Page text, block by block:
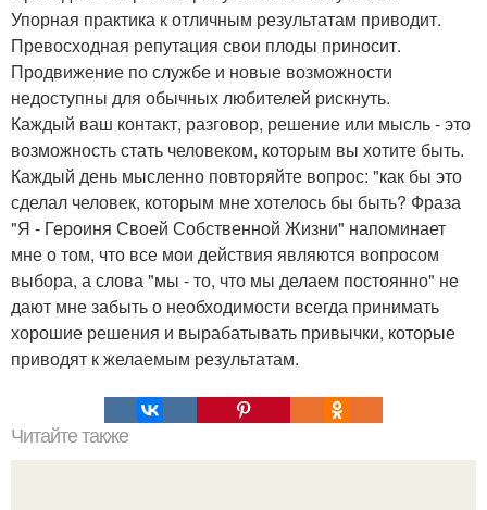
Упорная практика к отличным результатам приводит.
Превосходная репутация свои плоды приносит.
Продвижение по службе и новые возможности
недоступны для обычных любителей рискнуть.
Каждый ваш контакт, разговор, решение или мысль - это
возможность стать человеком, которым вы хотите быть.
Каждый день мысленно повторяйте вопрос: "как бы это
сделал человек, которым мне хотелось бы быть? Фраза
"Я - Героиня Своей Собственной Жизни" напоминает
мне о том, что все мои действия являются вопросом
выбора, а слова "мы - то, что мы делаем постоянно" не
дают мне забыть о необходимости всегда принимать
хорошие решения и вырабатывать привычки, которые
приводят к желаемым результатам.
Читайте также